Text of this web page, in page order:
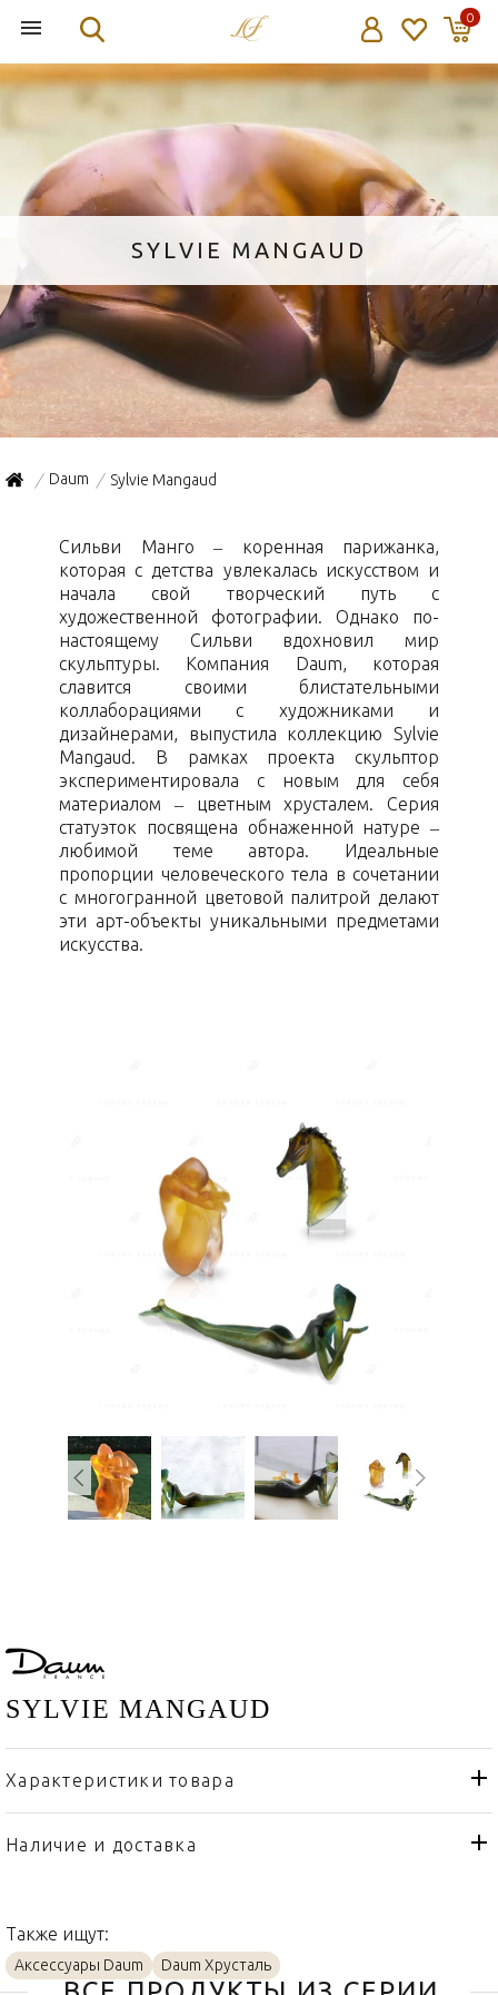
0
SYLVIE MANGAUD
/ Daum / Sylvie Mangaud
Сильви Манго – коренная парижанка,
которая с детства увлекалась искусством и
начала свой творческий путь с
художественной фотографии. Однако по-
настоящему Сильви вдохновил мир
скульптуры. Компания Daum, которая
славится своими блистательными
коллаборациями с художниками и
дизайнерами, выпустила коллекцию Sylvie
Mangaud. В рамках проекта скульптор
экспериментировала с новым для себя
материалом – цветным хрусталем. Серия
статуэток посвящена обнаженной натуре –
любимой теме автора. Идеальные
пропорции человеческого тела в сочетании
с многогранной цветовой палитрой делают
эти арт-объекты уникальными предметами
искусства.
SYLVIE MANGAUD
Характеристики товара
Бренд
Daum
Страна производителя
Наличие и доставка
Также ищут:
Аксессуары Daum Daum Хрусталь